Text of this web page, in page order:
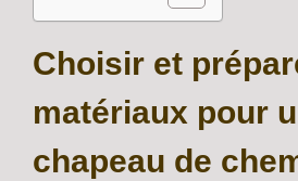
Choisir et
matériaux pour
chapeau de